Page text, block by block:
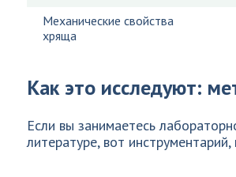
Механические свойства
хряща
Как это исследуют:
Если вы занимаетесь
литературе, вот